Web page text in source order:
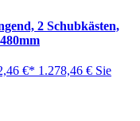
2 Schubkästen,
€* 1.278,46 € Sie